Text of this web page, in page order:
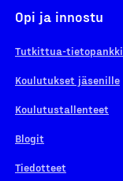
Opi ja innostu
Tutkittua-tietopankki
Koulutukset jäsenille
Koulutustallenteet
Blogit
Tiedotteet